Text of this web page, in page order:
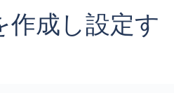
作成し設定す